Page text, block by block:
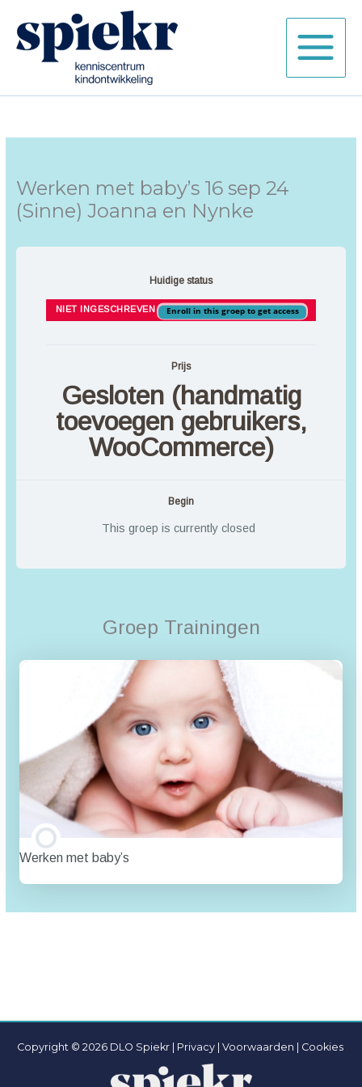
naar
Werken met baby’s 16 sep 24
(Sinne) Joanna en Nynke
Huidige status
NIET INGESCHREVEN Enroll in this groep to get access
Prijs
Gesloten (handmatig
toevoegen gebruikers,
WooCommerce)
Begin
This groep is currently closed
Groep Trainingen
Werken met baby’s
TRAINING PROGRESSIE
Copyright © 2026 DLO Spiekr | Privacy | Voorwaarden Cookies